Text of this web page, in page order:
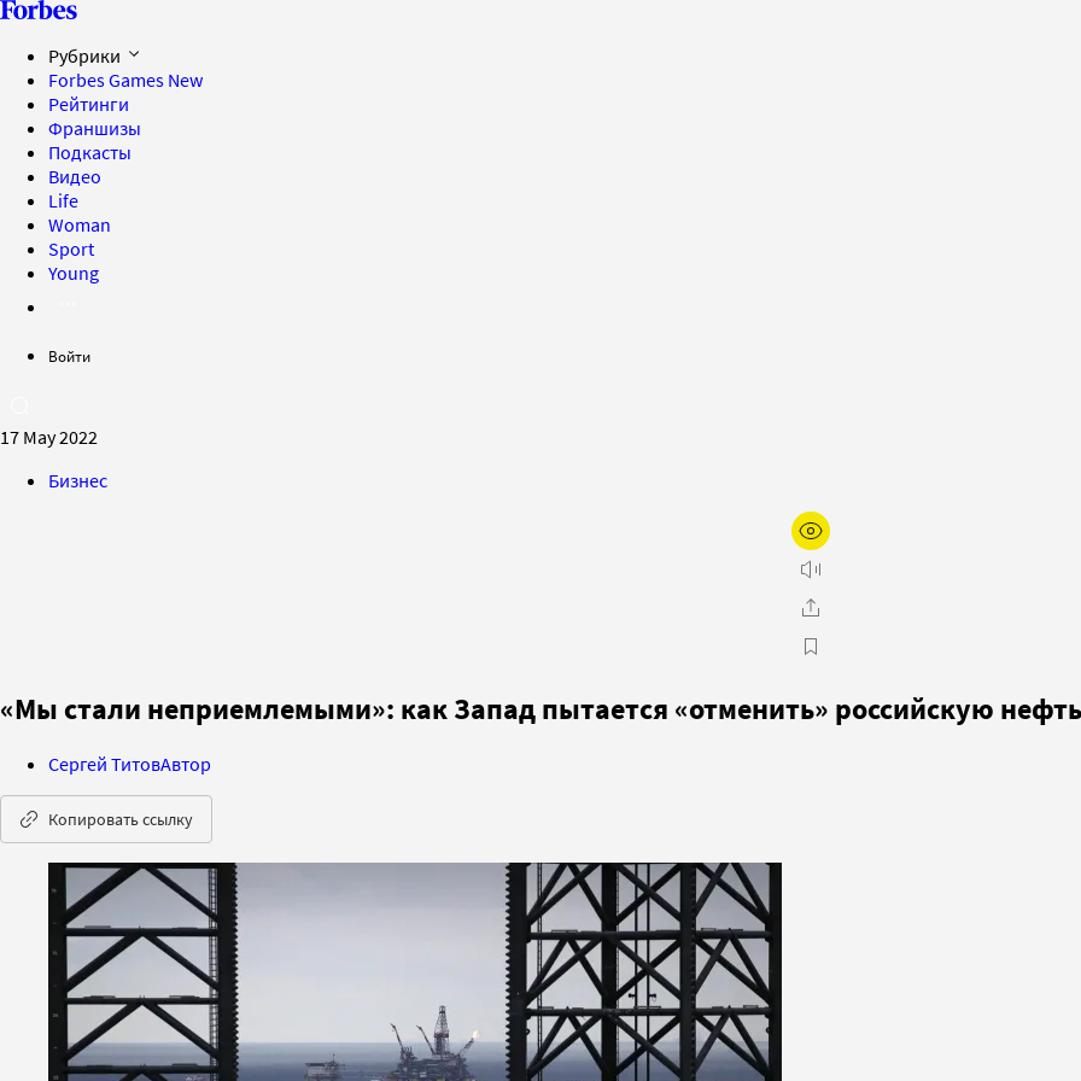
Рубрики
Forbes Games New
Рейтинги
Франшизы
Подкасты
Видео
Life
Woman
Sport
Young
Войти
17 May 2022
Бизнес
«Мы стали неприемлемыми»: как Запад пытается «отменить» российскую нефть
Сергей ТитовАвтор
Копировать ссылку